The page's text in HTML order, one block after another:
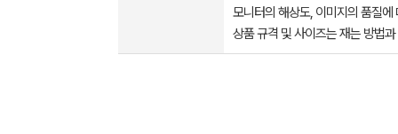
모니터의 해상도, 이미지의 품질
상품 규격 및 사이즈는 재는 방법